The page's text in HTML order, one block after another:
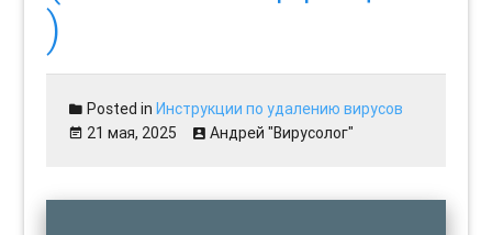
)
Posted inИнструкции по удалению вирусов
21 мая, 2025
Андрей "Вирусолог"